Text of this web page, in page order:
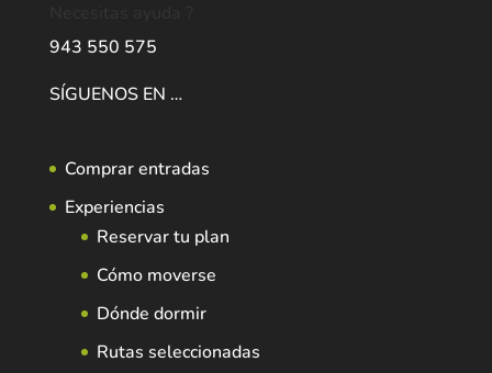
943 550 575
SÍGUENOS EN …
Comprar entradas
Experiencias
Reservar tu plan
Cómo moverse
Dónde dormir
Rutas seleccionadas